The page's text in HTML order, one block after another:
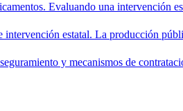
Evaluando una intervención
intervención estatal. La producción
y mecanismos de